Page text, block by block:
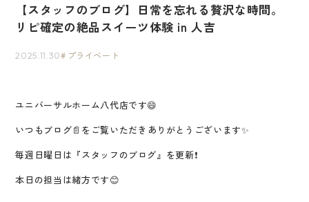
【スタッフのブログ】日常を忘れる贅沢な時間。
リピ確定の絶品スイーツ体験 in 人吉
2025.11.30 プライベート
ユニバーサルホーム八代店です😄
いつもブログ📄をご覧いただき ありがとうございます✨
毎週日曜日は『スタッフのブログ』を更新❗
本日の担当は緒方です😊